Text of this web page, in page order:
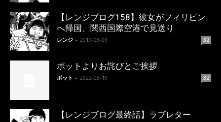
【レンジブログ158】彼女がフィリピン
へ帰国、関西国際空港で見送り
レンジ - 2019-08-09 32
ポットよりお詫びとご挨拶
ポット - 2022-03-19 32
【レンジブログ最終話】ラブレター